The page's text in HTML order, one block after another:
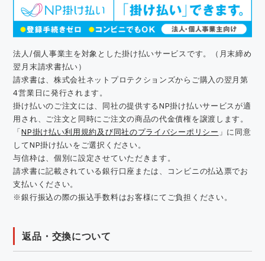
法人/個人事業主を対象とした掛け払いサービスです。（月末締め
翌月末請求書払い）
請求書は、株式会社ネットプロテクションズからご購入の翌月第
4営業日に発行されます。
掛け払いのご注文には、同社の提供するNP掛け払いサービスが適
用され、ご注文と同時にご注文の商品の代金債権を譲渡します。
「NP掛け払い利用規約及び同社のプライバシーポリシー 」に同意
してNP掛け払いをご選択ください。
与信枠は、個別に設定させていただきます。
請求書に記載されている銀行口座または、コンビニの払込票でお
支払いください。
※銀行振込の際の振込手数料はお客様にてご負担ください。
返品・交換について